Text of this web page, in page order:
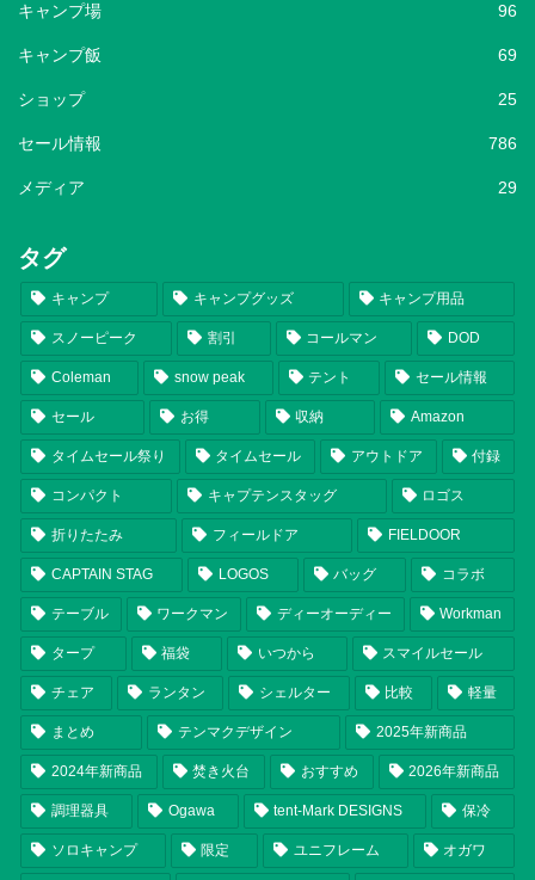
キャンプ場 96
キャンプ飯 69
ショップ 25
セール情報 786
メディア 29
タグ
キャンプ キャンプグッズ キャンプ用品
スノーピーク 割引 コールマン DOD
Coleman snow peak テント セール情報
セール お得 収納 Amazon
タイムセール祭り タイムセール アウトドア 付録
コンパクト キャプテンスタッグ ロゴス
折りたたみ フィールドア FIELDOOR
CAPTAIN STAG LOGOS バッグ コラボ
テーブル ワークマン ディーオーディー Workman
タープ 福袋 いつから スマイルセール
チェア ランタン シェルター 比較 軽量
まとめ テンマクデザイン 2025年新商品
2024年新商品 焚き火台 おすすめ 2026年新商品
調理器具 Ogawa tent-Mark DESIGNS 保冷
ソロキャンプ 限定 ユニフレーム オガワ